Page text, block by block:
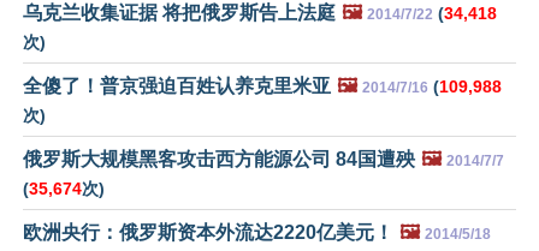
乌克兰收集证据 将把俄罗斯告上法庭 🖼️ 2014/7/22 (34,418
次)
全傻了！普京强迫百姓认养克里米亚 🖼️ 2014/7/16 (109,988
次)
俄罗斯大规模黑客攻击西方能源公司 84国遭殃 🖼️ 2014/7/7
(35,674次)
欧洲央行：俄罗斯资本外流达2220亿美元！ 🖼️ 2014/5/18